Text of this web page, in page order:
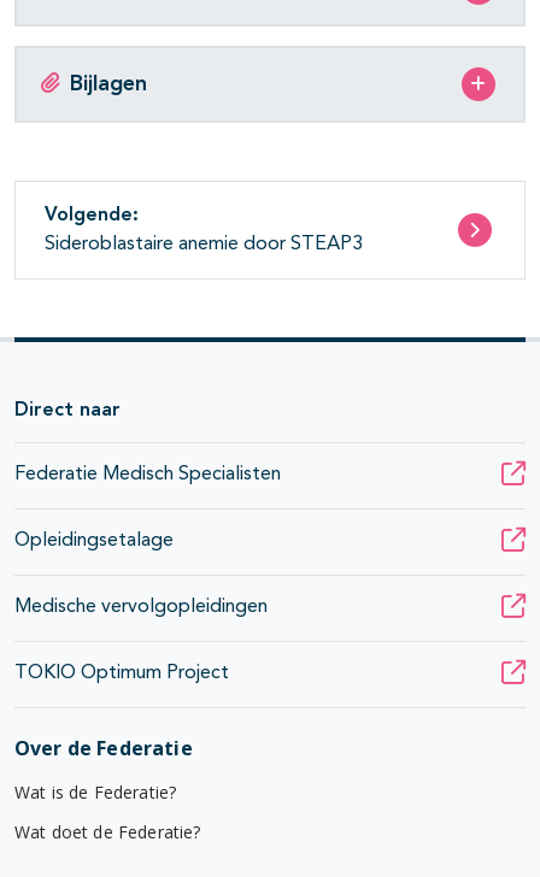
Bijlagen
Volgende:
Sideroblastaire anemie door STEAP3
Direct naar
Federatie Medisch Specialisten
Opleidingsetalage
Medische vervolgopleidingen
TOKIO Optimum Project
Over de Federatie
Wat is de Federatie?
Wat doet de Federatie?